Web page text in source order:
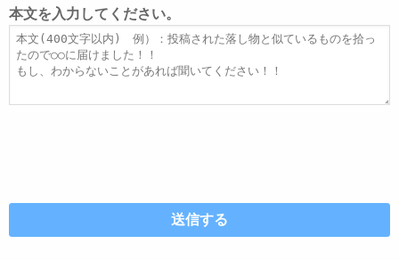
レ
ス
ト
ル
本文を入力してください。
本
文